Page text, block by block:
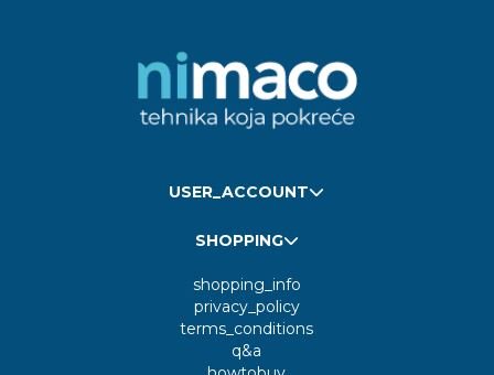
USER_ACCOUNT
SHOPPING
shopping_info
privacy_policy
terms_conditions
q&a